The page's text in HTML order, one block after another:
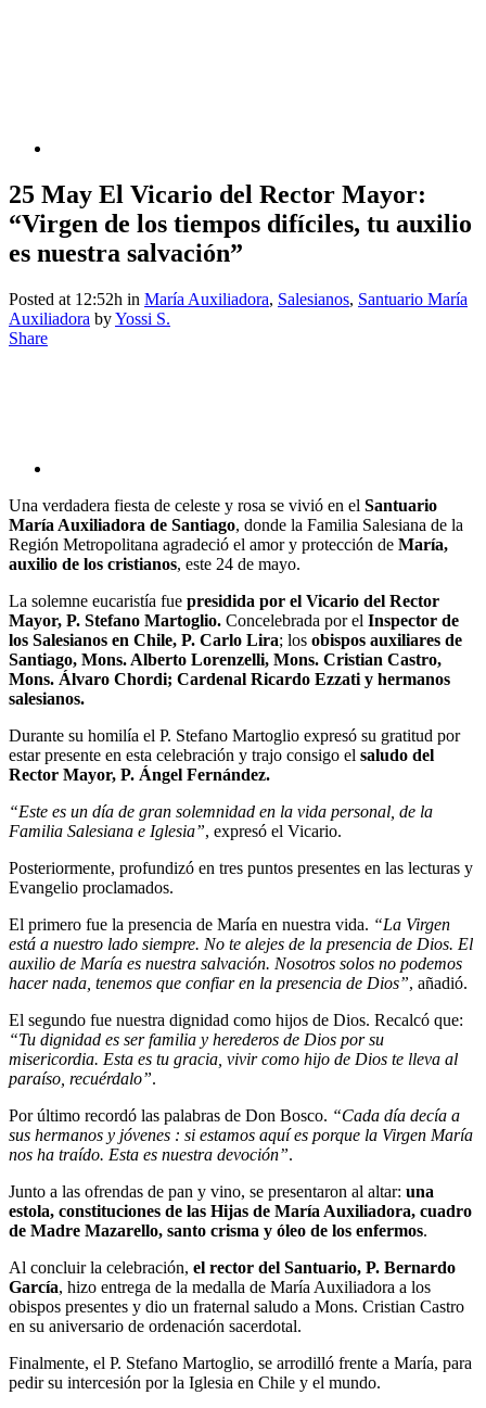
25 May El Vicario del Rector Mayor:
“Virgen de los tiempos difíciles, tu auxilio
es nuestra salvación”
Posted at 12:52h in María Auxiliadora, Salesianos, Santuario María
Auxiliadora byYossi S.
Share
Una verdadera fiesta de celeste y rosa se vivió en el Santuario
María Auxiliadora de Santiago, donde la Familia Salesiana de la
Región Metropolitana agradeció el amor y protección de María,
auxilio de los cristianos, este 24 de mayo.
La solemne eucaristía fue presidida por el Vicario del Rector
Mayor, P. Stefano Martoglio. Concelebrada por el Inspector de
los Salesianos en Chile, P. Carlo Lira; los obispos auxiliares de
Santiago, Mons. Alberto Lorenzelli, Mons. Cristian Castro,
Mons. Álvaro Chordi; Cardenal Ricardo Ezzati y hermanos
salesianos.
Durante su homilía el P. Stefano Martoglio expresó su gratitud por
estar presente en esta celebración y trajo consigo el saludo del
Rector Mayor, P. Ángel Fernández.
“Este es un día de gran solemnidad en la vida personal, de la
Familia Salesiana e Iglesia”, expresó el Vicario.
Posteriormente, profundizó en tres puntos presentes en las lecturas y
Evangelio proclamados.
El primero fue la presencia de María en nuestra vida. “La Virgen
está a nuestro lado siempre. No te alejes de la presencia de Dios. El
auxilio de María es nuestra salvación. Nosotros solos no podemos
hacer nada, tenemos que confiar en la presencia de Dios”, añadió.
El segundo fue nuestra dignidad como hijos de Dios. Recalcó que:
“Tu dignidad es ser familia y herederos de Dios por su
misericordia. Esta es tu gracia, vivir como hijo de Dios te lleva al
paraíso, recuérdalo”.
Por último recordó las palabras de Don Bosco. “Cada día decía a
sus hermanos y jóvenes : si estamos aquí es porque la Virgen María
nos ha traído. Esta es nuestra devoción”.
Junto a las ofrendas de pan y vino, se presentaron al altar: una
estola, constituciones de las Hijas de María Auxiliadora, cuadro
de Madre Mazarello, santo crisma y óleo de los enfermos.
Al concluir la celebración, el rector del Santuario, P. Bernardo
García, hizo entrega de la medalla de María Auxiliadora a los
obispos presentes y dio un fraternal saludo a Mons. Cristian Castro
en su aniversario de ordenación sacerdotal.
Finalmente, el P. Stefano Martoglio, se arrodilló frente a María, para
pedir su intercesión por la Iglesia en Chile y el mundo.